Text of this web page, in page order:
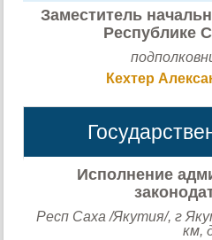
Заместитель
Республике
Кехтер
Исполнение
Респ Саха /Якутия/, г
км,